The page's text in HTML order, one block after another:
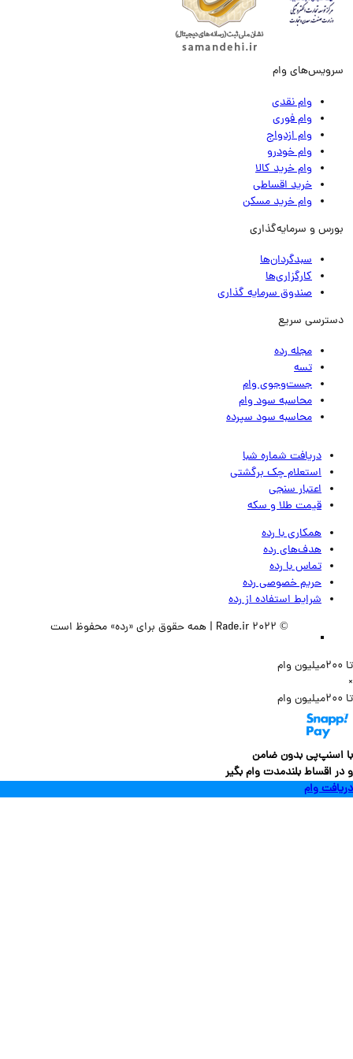
وام
وام نقدی
وام فوری
وام ازدواج
وام خودرو
وام خرید کالا
خرید اقساطی
وام خرید مسکن
و سرمایه‌گذاری
سبدگردان‌ها
کارگزاری‌ها
صندوق سرمایه گذاری
سریع
مجله رده
تسه
جست‌وجوی وام
محاسبه سود وام
محاسبه سود سپرده
دریافت شماره شبا
استعلام چک برگشتی
اعتبار سنجی
قیمت طلا و سکه
همکاری با رده
هدف‌های رده
تماس‌ با‌ رده
حریم خصوصی رده
شرایط استفاده از رده
بدون ضامن
بلندمدت وام بگیر
وام